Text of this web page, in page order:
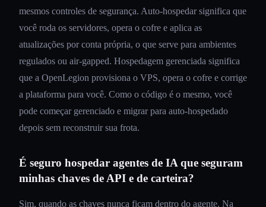
mesmos controles de segurança. Auto-hospedar significa que
você roda os servidores, opera o cofre e aplica as
atualizações por conta própria, o que serve para ambientes
regulados ou air-gapped. Hospedagem gerenciada significa
que a OpenLegion provisiona o VPS, opera o cofre e corrige
a plataforma para você. Como o código é o mesmo, você
pode começar gerenciado e migrar para auto-hospedado
depois sem reconstruir sua frota.
É seguro hospedar agentes de IA que seguram
minhas chaves de API e de carteira?
Sim, quando as chaves nunca ficam dentro do agente. Na